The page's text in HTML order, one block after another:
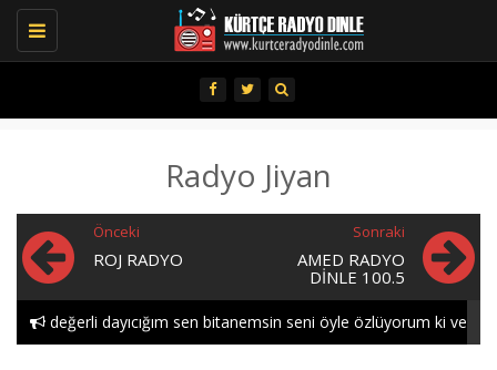
Toggle
navigation
Radyo Jiyan
Önceki
ROJ RADYO
Sonraki
AMED RADYO
DINLE 100.5
değerli dayıcığım sen bitanemsin seni öyle özlüyorum ki ve